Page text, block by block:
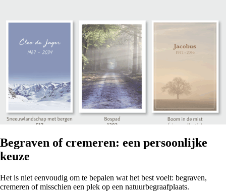
Begraven of cremeren: een persoonlijke
keuze
Het is niet eenvoudig om te bepalen wat het best voelt: begraven,
cremeren of misschien een plek op een natuurbegraafplaats.